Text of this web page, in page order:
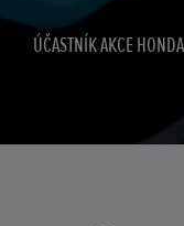
ÚČASTNÍK AKCE